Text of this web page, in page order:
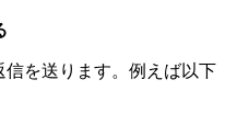
を送ります。例えば以下